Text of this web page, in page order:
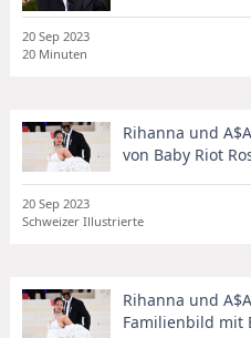
20 Sep 2023
20 Minuten
Rihanna und
von Baby Riot
20 Sep 2023
Schweizer Illustrierte
Rihanna und
Familienbild mit